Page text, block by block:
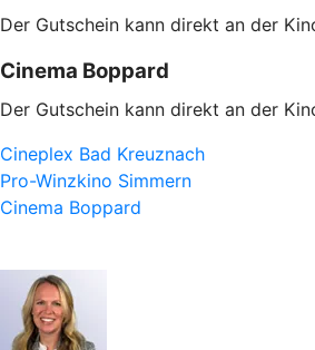
Der Gutschein kann direkt an der
Cinema Boppard
Der Gutschein kann direkt an der
Cineplex Bad Kreuznach
Pro-Winzkino Simmern
Cinema Boppard